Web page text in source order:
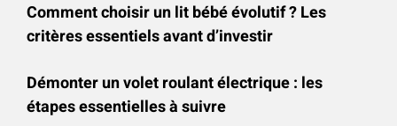
Comment choisir un lit bébé évolutif ? Les
critères essentiels avant d’investir
Démonter un volet roulant électrique : les
étapes essentielles à suivre